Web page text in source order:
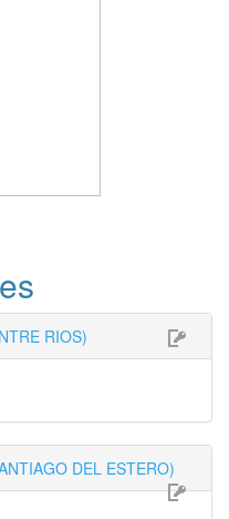
RIOS)
DEL ESTERO)